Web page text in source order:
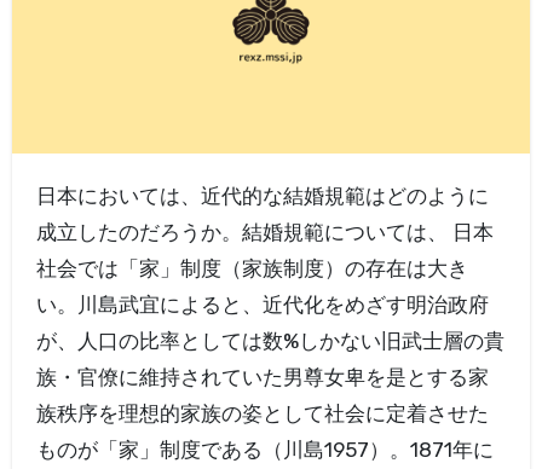
日本においては、近代的な結婚規範はどのように
成立したのだろうか。結婚規範については、 日本
社会では「家」制度（家族制度）の存在は大き
い。川島武宜によると、近代化をめざす明治政府
が、人口の比率としては数%しかない旧武士層の貴
族・官僚に維持されていた男尊女卑を是とする家
族秩序を理想的家族の姿として社会に定着させた
ものが「家」制度である（川島1957）。1871年に